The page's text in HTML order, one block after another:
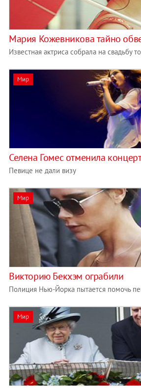
Мария Кожевникова тайно
Известная актриса собрала на свадьбу
Мир
Селена Гомес отменила
Певице не дали визу
Мир
Викторию Бекхэм ограбили
Полиция Нью-Йорка пытается помочь
Мир